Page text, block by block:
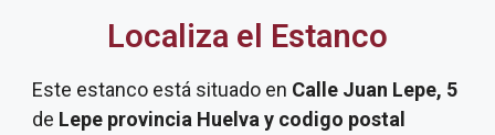
Localiza el Estanco
Este estanco está situado en Calle Juan Lepe, 5
de Lepe provincia Huelva y codigo postal